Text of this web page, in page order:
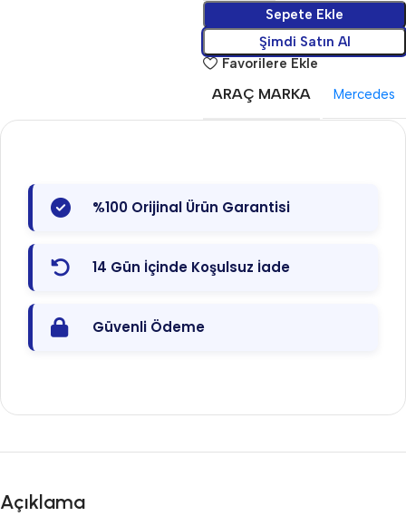
Sepete Ekle
Şimdi Satın Al
Favorilere Ekle
ARAÇ MARKA Mercedes
%100 Orijinal Ürün Garantisi
14 Gün İçinde Koşulsuz İade
Güvenli Ödeme
Açıklama